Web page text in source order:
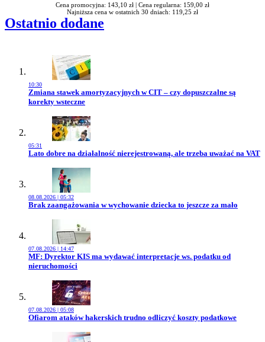
Cena promocyjna: 143,10 zł | Cena regularna: 159,00 zł
Najniższa cena w ostatnich 30 dniach: 119,25 zł
Ostatnio dodane
10:30
Przejdź do artykułu:
Zmiana stawek amortyzacyjnych w CIT – czy dopuszczalne są
korekty wsteczne
05:31
Przejdź do artykułu:
Lato dobre na działalność nierejestrowaną, ale trzeba uważać na VAT
08.08.2026 | 05:32
Przejdź do artykułu:
Brak zaangażowania w wychowanie dziecka to jeszcze za mało
07.08.2026 | 14:47
Przejdź do artykułu:
MF: Dyrektor KIS ma wydawać interpretacje ws. podatku od
nieruchomości
07.08.2026 | 05:08
Przejdź do artykułu:
Ofiarom ataków hakerskich trudno odliczyć koszty podatkowe